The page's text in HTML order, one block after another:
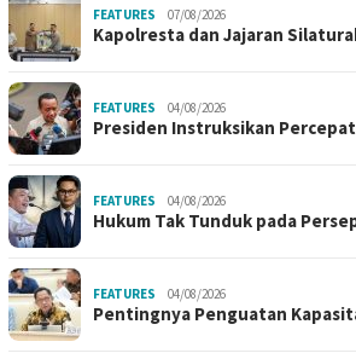
FEATURES 07/08/2026
Kapolresta dan Jajaran
FEATURES 04/08/2026
Presiden Instruksikan
FEATURES 04/08/2026
Hukum Tak Tunduk pada
FEATURES 04/08/2026
Pentingnya Penguatan